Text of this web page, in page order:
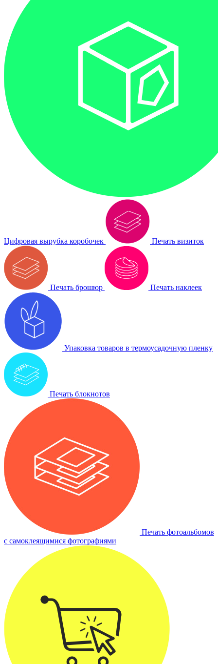
Цифровая вырубка коробочек Печать визиток
Печать брошюр Печать наклеек
Упаковка товаров в термоусадочную пленку
Печать блокнотов
Печать фотоальбомов
с самоклеящимися фотографиями